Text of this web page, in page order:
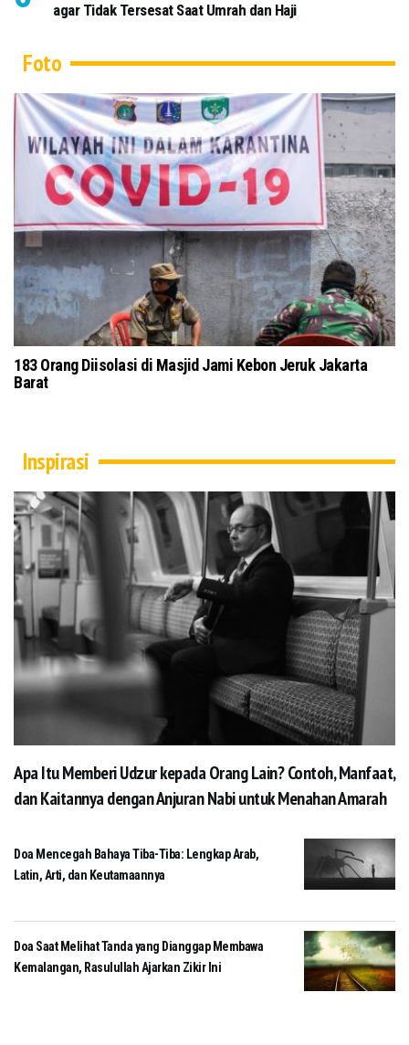
agar Tidak Tersesat Saat Umrah dan Haji
Foto
Jawa Timur Gelar Istigasah
183 Orang Diisolasi di Masjid
Inspirasi
Apa Itu Memberi Udzur kepada Orang Lain? Contoh, Manfaat,
dan Kaitannya dengan Anjuran Nabi untuk Menahan Amarah
Doa Mencegah Bahaya Tiba-Tiba: Lengkap Arab,
Latin, Arti, dan Keutamaannya
Doa Saat Melihat Tanda yang Dianggap Membawa
Kemalangan, Rasulullah Ajarkan Zikir Ini